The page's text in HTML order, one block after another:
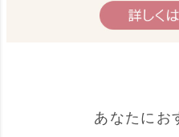
あなたにお